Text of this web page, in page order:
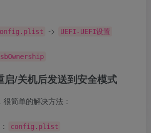
-> UEFI-UEFI设置
启/关机后发送到安全模式
简单的解决方法：
config.plist